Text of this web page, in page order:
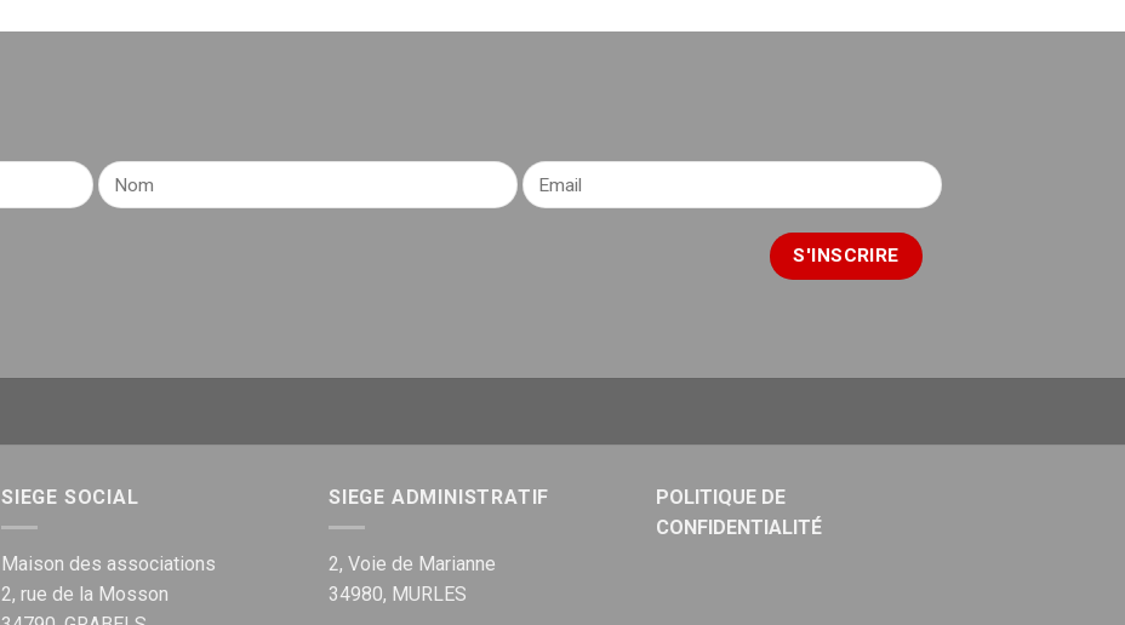
SIEGE SOCIAL
Maison des associations
2, rue de la Mosson
SIEGE ADMINISTRATIF
2, Voie de Marianne
34980, MURLES
POLITIQUE DE
CONFIDENTIALITÉ